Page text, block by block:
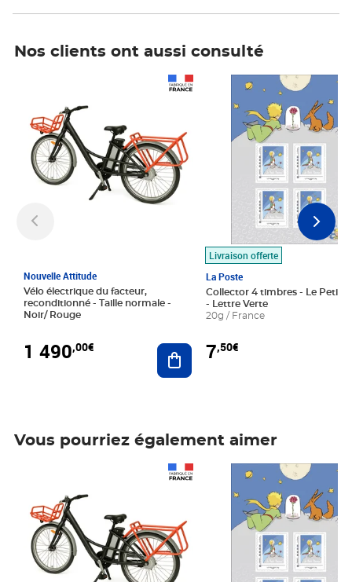
Nos clients ont aussi consulté
Nouvelle Attitude
Vélo électrique du facteur,
reconditionné - Taille normale -
Noir/ Rouge
1 490,00€ Ajouter au panier
Livraison offerte
La Poste
Collector 4 timbres - Le Petit
- Lettre Verte
20g / France
7,50€
Prix 7,50€
Vous pourriez également aimer
Prix 7,50€